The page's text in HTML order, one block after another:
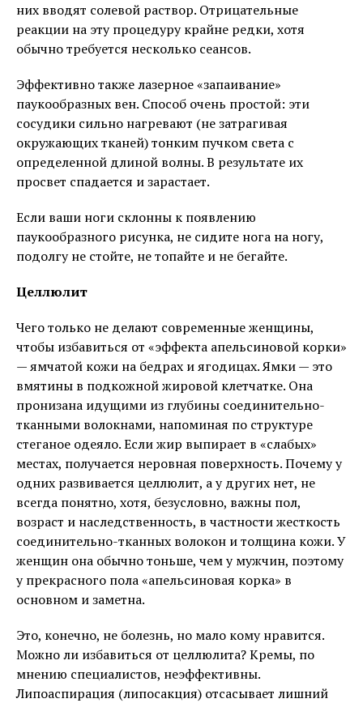
них вводят солевой раствор. Отрицательные
реакции на эту процедуру крайне редки, хотя
обычно требуется несколько сеансов.
Эффективно также лазерное «запаивание»
паукообразных вен. Способ очень простой: эти
сосудики сильно нагревают (не затрагивая
окружающих тканей) тонким пучком света с
определенной длиной волны. В результате их
просвет спадается и зарастает.
Если ваши ноги склонны к появлению
паукообразного рисунка, не сидите нога на ногу,
подолгу не стойте, не топайте и не бегайте.
Целлюлит
Чего только не делают современные женщины,
чтобы избавиться от «эффекта апельсиновой корки»
— ямчатой кожи на бедрах и ягодицах. Ямки — это
вмятины в подкожной жировой клетчатке. Она
пронизана идущими из глубины соединительно-
тканными волокнами, напоминая по структуре
стеганое одеяло. Если жир выпирает в «слабых»
местах, получается неровная поверхность. Почему у
одних развивается целлюлит, а у других нет, не
всегда понятно, хотя, безусловно, важны пол,
возраст и наследственность, в частности жесткость
соединительно-тканных волокон и толщина кожи. У
женщин она обычно тоньше, чем у мужчин, поэтому
у прекрасного пола «апельсиновая корка» в
основном и заметна.
Это, конечно, не болезнь, но мало кому нравится.
Можно ли избавиться от целлюлита? Кремы, по
мнению специалистов, неэффективны.
Липоаспирация (липосакция) отсасывает лишний